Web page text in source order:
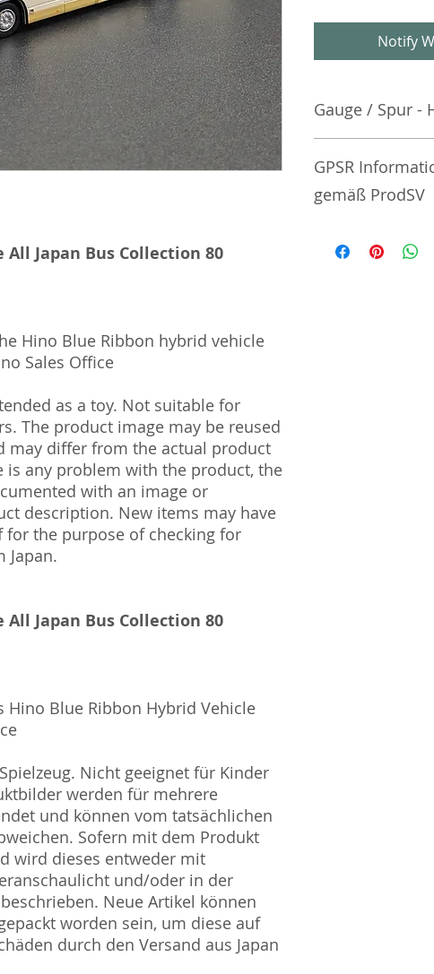
All Japan Bus Collection 80
Hino Blue Ribbon hybrid vehicle
Sales Office
as a toy. Not suitable for
The product image may be reused
may differ from the actual product
is any problem with the product, the
with an image or
description. New items may have
for the purpose of checking for
Japan.
All Japan Bus Collection 80
Hino Blue Ribbon Hybrid Vehicle
Nicht geeignet für Kinder
werden für mehrere
und können vom tatsächlichen
Sofern mit dem Produkt
wird dieses entweder mit
und/oder in der
Neue Artikel können
worden sein, um diese auf
durch den Versand aus Japan
Notify
Gauge / Spur -
GPSR
gemäß ProdSV
Manufacturer /